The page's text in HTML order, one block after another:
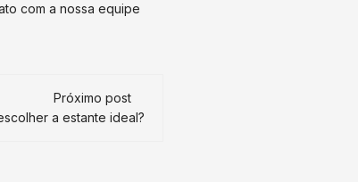
com a nossa equipe
Próximo post
a estante ideal?